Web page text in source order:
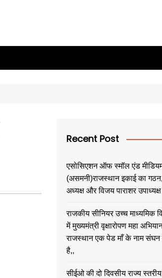
Recent Post
एसोसिएशन ऑफ स्मॉल एंड
(असमनी)राजस्थान इकाई का
अध्यक्ष और विजय पाराशर
राजकीय सीनियर उच्च माध्यमिक
में मुख्यमंत्री वृक्षारोपण महा
राजस्थान एक पेड माँ के नाम संघन
है,,
सीईओ की दो दिवसीय राज्य स्तरीय